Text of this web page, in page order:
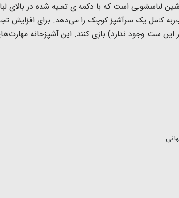
لباسشویی است که با دکمه ی تعبیه شده در بالای
کامل یک سرآشپز کوچک را می‌دهد. برای افزایش
این ست وجود ندارد) بازی کنند. این آشپزخانه